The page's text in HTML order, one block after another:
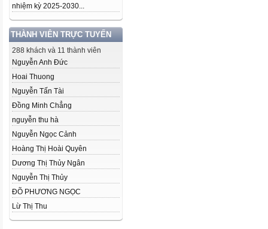
nhiệm kỳ 2025-2030...
THÀNH VIÊN TRỰC TUYẾN
288 khách và 11 thành viên
Nguyễn Anh Đức
Hoai Thuong
Nguyễn Tấn Tài
Đồng Minh Chẳng
nguyễn thu hà
Nguyễn Ngọc Cảnh
Hoàng Thị Hoài Quyên
Dương Thị Thủy Ngân
Nguyễn Thị Thủy
ĐÕ PHƯƠNG NGỌC
Lừ Thị Thu